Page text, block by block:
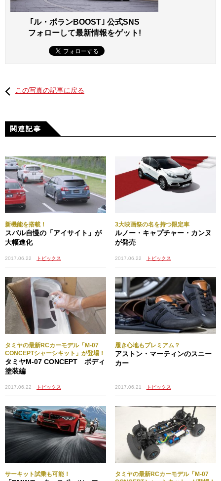
｢ル・ボランBOOST｣ 公式SNS
フォローして最新情報をゲット!
この写真の記事に戻る
関連記事
新機能を搭載！
スバル自慢の「アイサイト」が
大幅進化
2017.06.22 トピックス
3大映画祭の名を持つ限定車
ルノー・キャプチャー・カンヌ
が発売
2017.06.22 トピックス
タミヤの最新RCカーモデル「M-07
CONCEPTシャーシキット」が登場！
タミヤM-07 CONCEPT ボディ
塗装編
2017.06.22 トピックス
履き心地もプレミアム？
アストン・マーティンのスニー
カー
2017.06.21 トピックス
サーキット試乗も可能！
タミヤの最新RCカーモデル「M-07